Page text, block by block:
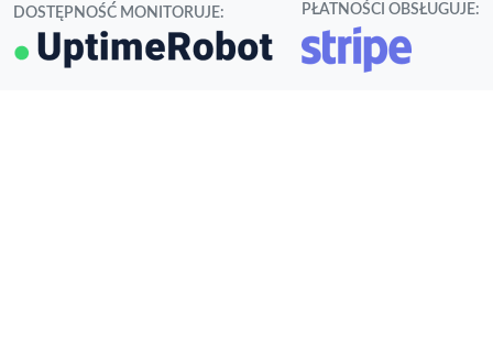
DOSTĘPNOŚĆ MONITORUJE: PŁATNOŚCI OBSŁUGUJE: